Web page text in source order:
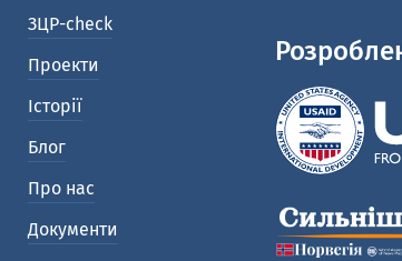
ЗЦР-check
Проекти
Історії
Блог
Про нас
Документи